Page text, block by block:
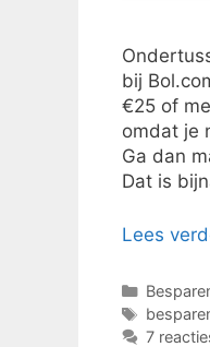
bij
€25 of
omdat je
Ga dan
Dat is
Lees
Tags
7